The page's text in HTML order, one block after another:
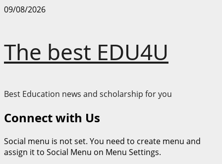
Skip
09/08/2026
The best EDU4U
Best Education news and scholarship for you
Connect with Us
Social menu is not set. You need to create menu and
assign it to Social Menu on Menu Settings.